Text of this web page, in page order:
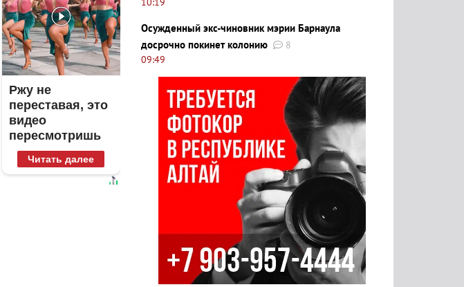
Ржу не
переставая, это
видео
пересмотришь
не раз
Читать далее
Осужденный экс-чиновник мэрии Барнаула
досрочно покинет колонию
8
09:49